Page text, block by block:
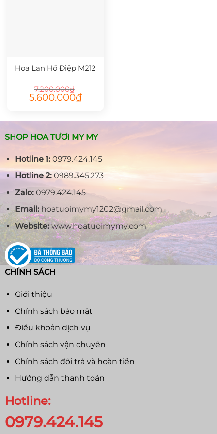
Hoa Lan Hồ Điệp M212
7.200.000₫
Giá
gốc
5.600.000₫Giá
5.600.000₫.
SHOP HOA TƯƠI MY MY
Hotline 1:0979.424.145
Hotline 2:0989.345.273
Zalo:0979.424.145
Email:hoatuoimymy1202@gmail.com
Website:www.hoatuoimymy.com
CHÍNH SÁCH
Giới thiệu
Chính sách bảo mật
Điều khoản dịch vụ
Chính sách vận chuyển
Chính sách đổi trả và hoàn tiền
Hướng dẫn thanh toán
Hotline:
0979.424.145